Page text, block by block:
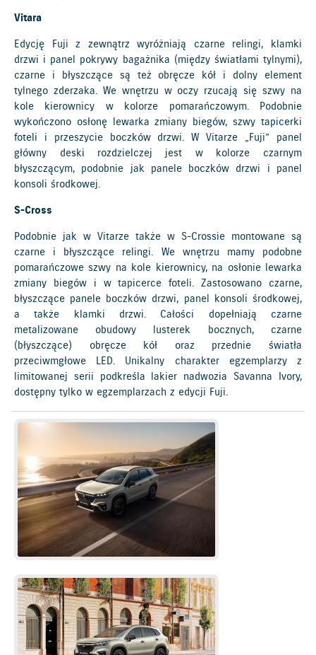
Vitara
Edycję Fuji z zewnątrz wyróżniają czarne relingi, klamki
drzwi i panel pokrywy bagażnika (między światłami tylnymi),
czarne i błyszczące są też obręcze kół i dolny element
tylnego zderzaka. We wnętrzu w oczy rzucają się szwy na
kole kierownicy w kolorze pomarańczowym. Podobnie
wykończono osłonę lewarka zmiany biegów, szwy tapicerki
foteli i przeszycie boczków drzwi. W Vitarze „Fuji” panel
główny deski rozdzielczej jest w kolorze czarnym
błyszczącym, podobnie jak panele boczków drzwi i panel
konsoli środkowej.
S-Cross
Podobnie jak w Vitarze także w S-Crossie montowane są
czarne i błyszczące relingi. We wnętrzu mamy podobne
pomarańczowe szwy na kole kierownicy, na osłonie lewarka
zmiany biegów i w tapicerce foteli. Zastosowano czarne,
błyszczące panele boczków drzwi, panel konsoli środkowej,
a także klamki drzwi. Całości dopełniają czarne
metalizowane obudowy lusterek bocznych, czarne
(błyszczące) obręcze kół oraz przednie światła
przeciwmgłowe LED. Unikalny charakter egzemplarzy z
limitowanej serii podkreśla lakier nadwozia Savanna Ivory,
dostępny tylko w egzemplarzach z edycji Fuji.